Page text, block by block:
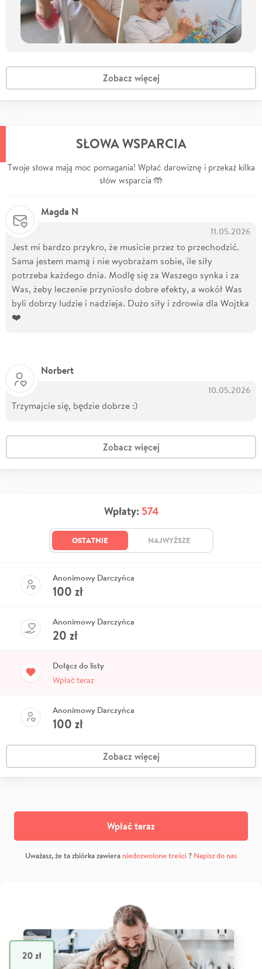
Zobacz więcej
SŁOWA WSPARCIA
Twoje słowa mają moc pomagania! Wpłać darowiznę i przekaż kilka
słów wsparcia 🤲
Magda N
11.05.2026
Jest mi bardzo przykro, że musicie przez to przechodzić.
Sama jestem mamą i nie wyobrażam sobie, ile siły
potrzeba każdego dnia. Modlę się za Waszego synka i za
Was, żeby leczenie przyniosło dobre efekty, a wokół Was
byli dobrzy ludzie i nadzieja. Dużo siły i zdrowia dla Wojtka
❤️
Norbert
10.05.2026
Trzymajcie się, będzie dobrze :)
Zobacz więcej
Wpłaty: 574
OSTATNIE NAJWYŻSZE
Anonimowy Darczyńca
100 zł
Anonimowy Darczyńca
20 zł
Dołącz do listy
Wpłać teraz
Anonimowy Darczyńca
100 zł
Zobacz więcej
Wpłać teraz
Uważasz, że ta zbiórka zawiera niedozwolone treści? Napisz do nas